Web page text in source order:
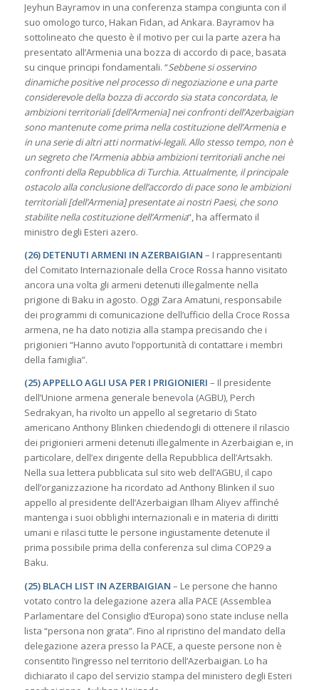
Jeyhun Bayramov in una conferenza stampa congiunta con il
suo omologo turco, Hakan Fidan, ad Ankara. Bayramov ha
sottolineato che questo è il motivo per cui la parte azera ha
presentato all’Armenia una bozza di accordo di pace, basata
su cinque principi fondamentali. “Sebbene si osservino
dinamiche positive nel processo di negoziazione e una parte
considerevole della bozza di accordo sia stata concordata, le
ambizioni territoriali [dell’Armenia] nei confronti dell’Azerbaigian
sono mantenute come prima nella costituzione dell’Armenia e
in una serie di altri atti normativi-legali. Allo stesso tempo, non è
un segreto che l’Armenia abbia ambizioni territoriali anche nei
confronti della Repubblica di Turchia. Attualmente, il principale
ostacolo alla conclusione dell’accordo di pace sono le ambizioni
territoriali [dell’Armenia] presentate ai nostri Paesi, che sono
stabilite nella costituzione dell’Armenia“, ha affermato il
ministro degli Esteri azero.
(26) DETENUTI ARMENI IN AZERBAIGIAN – I rappresentanti
del Comitato Internazionale della Croce Rossa hanno visitato
ancora una volta gli armeni detenuti illegalmente nella
prigione di Baku in agosto. Oggi Zara Amatuni, responsabile
dei programmi di comunicazione dell’ufficio della Croce Rossa
armena, ne ha dato notizia alla stampa precisando che i
prigionieri “Hanno avuto l’opportunità di contattare i membri
della famiglia”.
(25) APPELLO AGLI USA PER I PRIGIONIERI – Il presidente
dell’Unione armena generale benevola (AGBU), Perch
Sedrakyan, ha rivolto un appello al segretario di Stato
americano Anthony Blinken chiedendogli di ottenere il rilascio
dei prigionieri armeni detenuti illegalmente in Azerbaigian e, in
particolare, dell’ex dirigente della Repubblica dell’Artsakh.
Nella sua lettera pubblicata sul sito web dell’AGBU, il capo
dell’organizzazione ha ricordato ad Anthony Blinken il suo
appello al presidente dell’Azerbaigian Ilham Aliyev affinché
mantenga i suoi obblighi internazionali e in materia di diritti
umani e rilasci tutte le persone ingiustamente detenute il
prima possibile prima della conferenza sul clima COP29 a
Baku.
(25) BLACH LIST IN AZERBAIGIAN – Le persone che hanno
votato contro la delegazione azera alla PACE (Assemblea
Parlamentare del Consiglio d’Europa) sono state incluse nella
lista “persona non grata”. Fino al ripristino del mandato della
delegazione azera presso la PACE, a queste persone non è
consentito l’ingresso nel territorio dell’Azerbaigian. Lo ha
dichiarato il capo del servizio stampa del ministero degli Esteri